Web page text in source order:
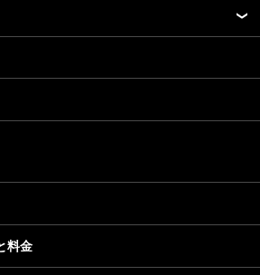
料金